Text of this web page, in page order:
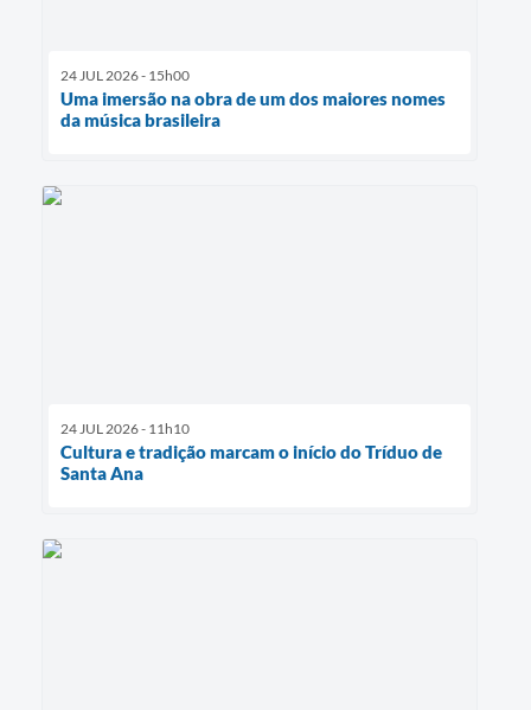
24 JUL 2026 - 15h00
Uma imersão na obra de um dos maiores nomes
da música brasileira
24 JUL 2026 - 11h10
Cultura e tradição marcam o início do Tríduo de
Santa Ana